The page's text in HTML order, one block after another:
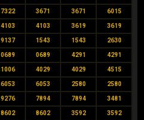
7322 3671 3671 6015
4103 4103 3619 3619
9137 1543 1543 2630
0689 0689 4291 4291
1006 4029 4029 4515
6053 6053 2580 2580
9276 7894 7894 3481
8602 8602 3592 3592